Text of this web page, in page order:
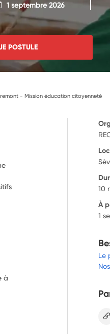
1 septembre 2026
POSTULE
- Mission éducation citoyenneté
à
10
À
1
Le